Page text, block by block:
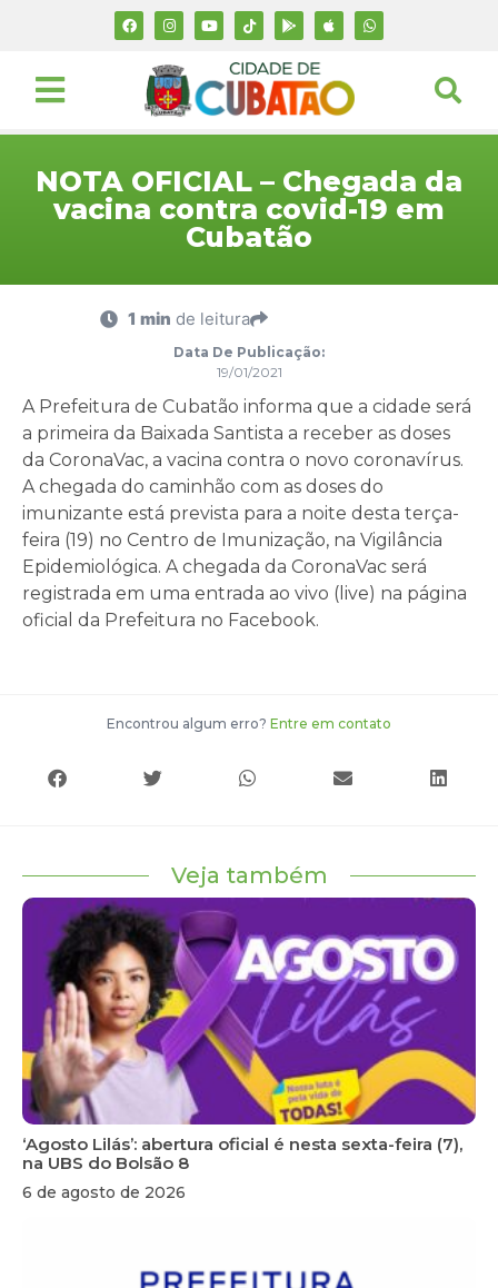
NOTA OFICIAL – Chegada da
vacina contra covid-19 em
Cubatão
1 min de leitura
Data De Publicação:
19/01/2021
A Prefeitura de Cubatão informa que a cidade será
a primeira da Baixada Santista a receber as doses
da CoronaVac, a vacina contra o novo coronavírus.
A chegada do caminhão com as doses do
imunizante está prevista para a noite desta terça-
feira (19) no Centro de Imunização, na Vigilância
Epidemiológica. A chegada da CoronaVac será
registrada em uma entrada ao vivo (live) na página
oficial da Prefeitura no Facebook.
Encontrou algum erro? Entre em contato
Veja também
‘Agosto Lilás’: abertura oficial é nesta sexta-feira (7),
na UBS do Bolsão 8
6 de agosto de 2026